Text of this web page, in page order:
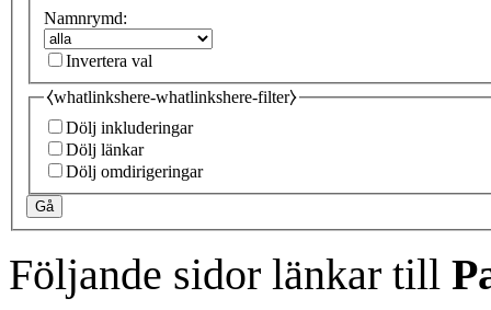
Namnrymd:
Invertera val
⧼whatlinkshere-whatlinkshere-filter⧽
Dölj inkluderingar
Dölj länkar
Dölj omdirigeringar
Gå
Följande sidor länkar till